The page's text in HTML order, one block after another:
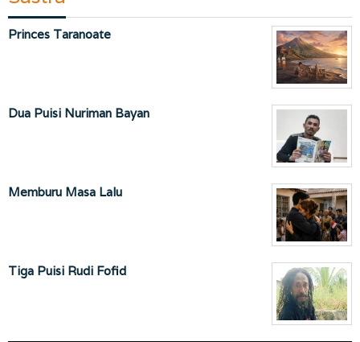
Princes Taranoate
Dua Puisi Nuriman Bayan
Memburu Masa Lalu
Tiga Puisi Rudi Fofid